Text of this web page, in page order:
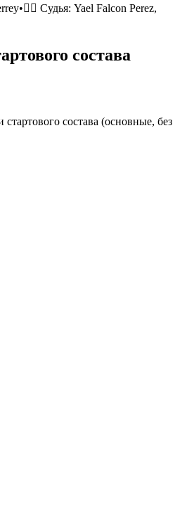
•🧑‍⚖️ Судья: Yael Falcon Perez,
состава
состава (основные, без